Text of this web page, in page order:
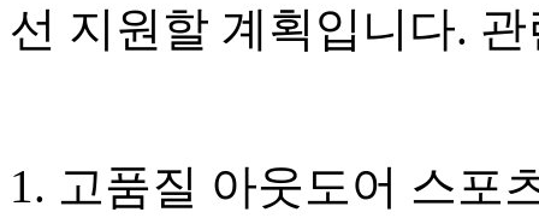
선 지원할 계획입니다.
1. 고품질 아웃도어 스포